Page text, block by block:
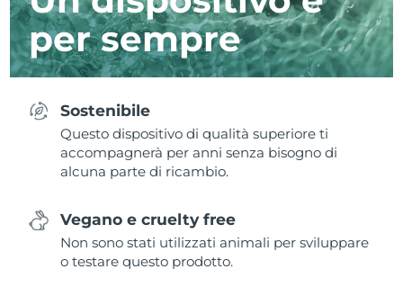
per sempre
Sostenibile
Questo dispositivo di qualità superiore ti
accompagnerà per anni senza bisogno di
alcuna parte di ricambio.
Vegano e cruelty free
Non sono stati utilizzati animali per sviluppare
o testare questo prodotto.